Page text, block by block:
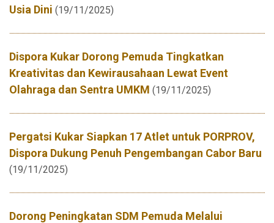
Usia Dini (19/11/2025)
Dispora Kukar Dorong Pemuda Tingkatkan
Kreativitas dan Kewirausahaan Lewat Event
Olahraga dan Sentra UMKM (19/11/2025)
Pergatsi Kukar Siapkan 17 Atlet untuk PORPROV,
Dispora Dukung Penuh Pengembangan Cabor Baru
(19/11/2025)
Dorong Peningkatan SDM Pemuda Melalui